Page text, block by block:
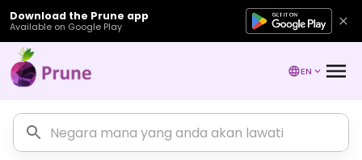
Download the Prune app
Available on Google Play
EN